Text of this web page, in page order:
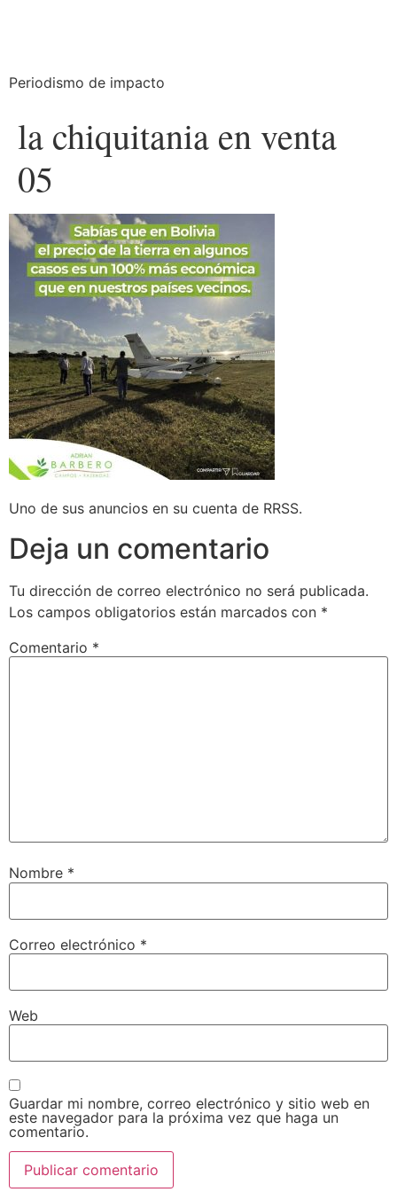
Periodismo de impacto
la chiquitania en venta
05
Uno de sus anuncios en su cuenta de RRSS.
Deja un comentario
Tu dirección de correo electrónico no será publicada.
Los campos obligatorios están marcados con *
Comentario *
Nombre *
Correo electrónico *
Web
Guardar mi nombre, correo electrónico y sitio web en
este navegador para la próxima vez que haga un
comentario.